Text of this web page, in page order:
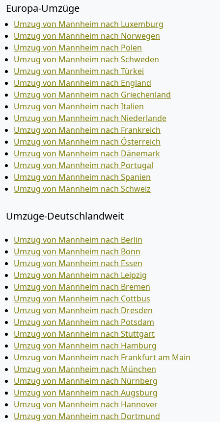
Europa-Umzüge
Umzug von Mannheim nach Luxemburg
Umzug von Mannheim nach Norwegen
Umzug von Mannheim nach Polen
Umzug von Mannheim nach Schweden
Umzug von Mannheim nach Türkei
Umzug von Mannheim nach England
Umzug von Mannheim nach Griechenland
Umzug von Mannheim nach Italien
Umzug von Mannheim nach Niederlande
Umzug von Mannheim nach Frankreich
Umzug von Mannheim nach Österreich
Umzug von Mannheim nach Dänemark
Umzug von Mannheim nach Portugal
Umzug von Mannheim nach Spanien
Umzug von Mannheim nach Schweiz
Umzüge-Deutschlandweit
Umzug von Mannheim nach Berlin
Umzug von Mannheim nach Bonn
Umzug von Mannheim nach Essen
Umzug von Mannheim nach Leipzig
Umzug von Mannheim nach Bremen
Umzug von Mannheim nach Cottbus
Umzug von Mannheim nach Dresden
Umzug von Mannheim nach Potsdam
Umzug von Mannheim nach Stuttgart
Umzug von Mannheim nach Hamburg
Umzug von Mannheim nach Frankfurt am Main
Umzug von Mannheim nach München
Umzug von Mannheim nach Nürnberg
Umzug von Mannheim nach Augsburg
Umzug von Mannheim nach Hannover
Umzug von Mannheim nach Dortmund